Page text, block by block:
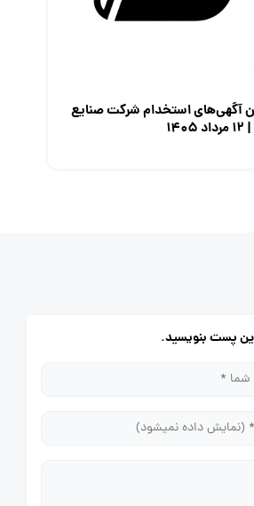
آگهی‌های استخدام شرکت صنایع
این پست بنویسید.